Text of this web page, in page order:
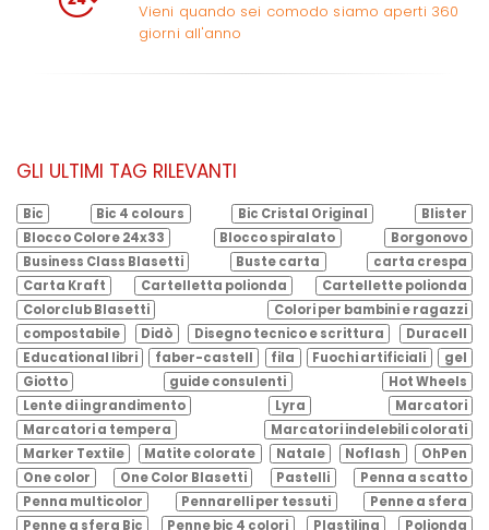
Vieni quando sei comodo siamo aperti 360
giorni all'anno
GLI ULTIMI TAG RILEVANTI
Bic Bic 4 colours Bic Cristal Original
Blister
Blocco Colore 24x33
Blocco spiralato
Borgonovo
Business Class Blasetti
Buste carta
carta crespa
Carta Kraft
Cartelletta polionda
Cartellette polionda
Colorclub Blasetti
Colori per bambini e ragazzi
compostabile
Didò Disegno tecnico e scrittura
Duracell
Educational libri
faber-castell fila Fuochi artificiali
gel
Giotto
guide consulenti
Hot Wheels
Lente di ingrandimento
Lyra
Marcatori
Marcatori a tempera
Marcatori indelebili colorati
Marker Textile
Matite colorate Natale Noflash
OhPen
One color
One Color Blasetti Pastelli
Penna a scatto
Penna multicolor
Pennarelli per tessuti
Penne a sfera
Penne a sfera Bic
Penne bic 4 colori Plastilina
Polionda